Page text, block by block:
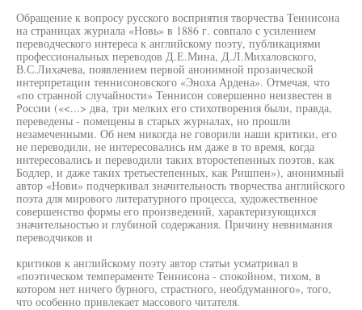
Обращение к вопросу русского восприятия творчества Теннисона
на страницах журнала «Новь» в 1886 г. совпало с усилением
переводческого интереса к английскому поэту, публикациями
профессиональных переводов Д.Е.Мина, Д.Л.Михаловского,
В.С.Лихачева, появлением первой анонимной прозаической
интерпретации теннисоновского «Эноха Ардена». Отмечая, что
«по странной случайности» Теннисон совершенно неизвестен в
России («<...> два, три мелких его стихотворения были, правда,
переведены - помещены в старых журналах, но прошли
незамеченными. Об нем никогда не говорили наши критики, его
не переводили, не интересовались им даже в то время, когда
интересовались и переводили таких второстепенных поэтов, как
Бодлер, и даже таких третьестепенных, как Ришпен»), анонимный
автор «Нови» подчеркивал значительность творчества английского
поэта для мирового литературного процесса, художественное
совершенство формы его произведений, характеризующихся
значительностью и глубиной содержания. Причину невнимания
переводчиков и
критиков к английскому поэту автор статьи усматривал в
«поэтическом темпераменте Теннисона - спокойном, тихом, в
котором нет ничего бурного, страстного, необдуманного», того,
что особенно привлекает массового читателя.